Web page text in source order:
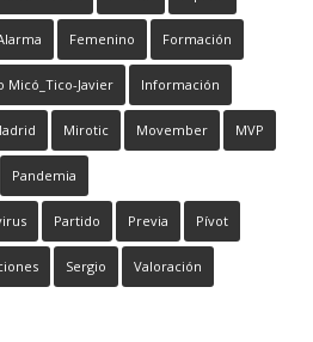
Femenino Formación
Micó_Tico-Javier Información
Mirotic Movember MVP
Pandemia
Partido Previa Pívot
Sergio Valoración